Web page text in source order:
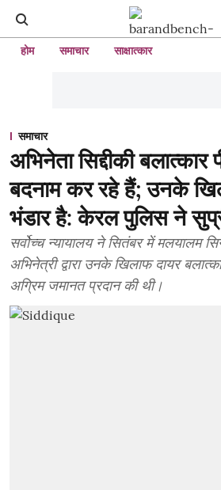
होम समाचार साक्षात्कार
समाचार
अभिनेता सिद्दीकी बलात्कार
बदनाम कर रहे हैं; उनके
भंडार है: केरल पुलिस ने
सर्वोच्च न्यायालय ने सितंबर में मलयालम
अभिनेत्री द्वारा उनके खिलाफ दायर
अग्रिम जमानत प्रदान की थी।